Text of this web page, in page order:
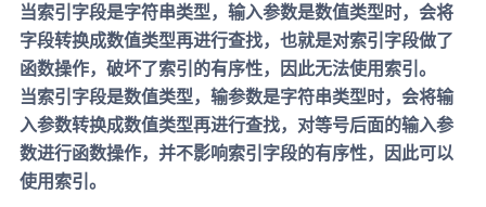
当索引字段是字符串类型，输入参数是数值类型时，会将
字段转换成数值类型再进行查找，也就是对索引字段做了
函数操作，破坏了索引的有序性，因此无法使用索引。
当索引字段是数值类型，输参数是字符串类型时，会将输
入参数转换成数值类型再进行查找，对等号后面的输入参
数进行函数操作，并不影响索引字段的有序性，因此可以
使用索引。